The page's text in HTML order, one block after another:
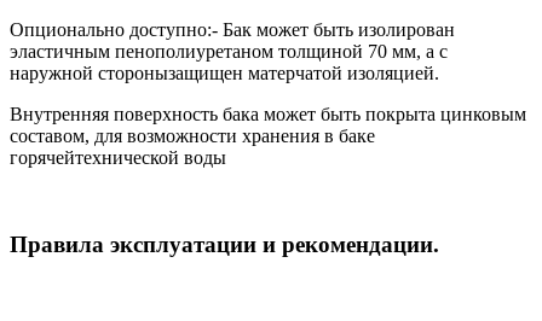
Опционально доступно:- Бак может быть изолирован
эластичным пенополиуретаном толщиной 70 мм, а с
наружной сторонызащищен матерчатой изоляцией.
Внутренняя поверхность бака может быть покрыта цинковым
составом, для возможности хранения в баке
горячейтехнической воды
Правила эксплуатации и рекомендации.